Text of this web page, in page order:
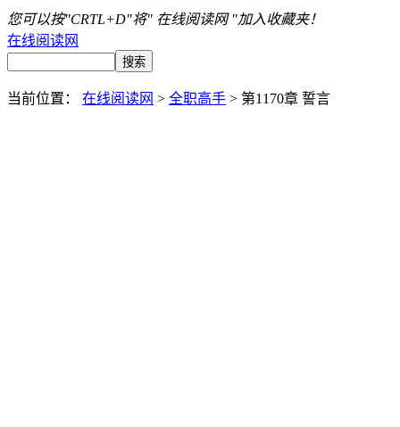
您可以按"CRTL+D"将" 在线阅读网 "加入收藏夹！
在线阅读网
当前位置： 在线阅读网 > 全职高手 > 第1170章 誓言